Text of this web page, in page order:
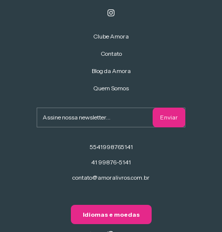
Clube Amora
Contato
Blog da Amora
Quem Somos
5541998765141
41 99876-5141
contato@amoralivros.com.br
Idiomas e moedas